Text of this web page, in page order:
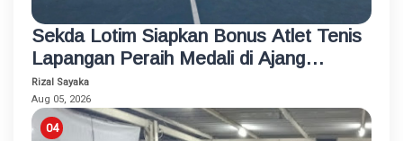
Sekda Lotim Siapkan Bonus Atlet Tenis
Lapangan Peraih Medali di Ajang
Porprov
Rizal Sayaka
Aug 05, 2026